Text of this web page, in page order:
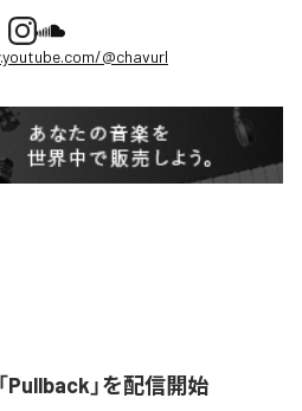
@chavurl
Pullback」を配信開始